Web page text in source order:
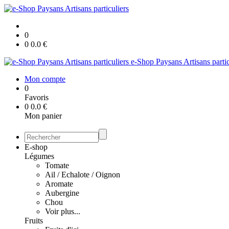
0
0 0.0 €
e-Shop Paysans Artisans
Mon compte
0
Favoris
0 0.0 €
Mon panier
E-shop
Légumes
Tomate
Ail / Echalote / Oignon
Aromate
Aubergine
Chou
Voir plus...
Fruits